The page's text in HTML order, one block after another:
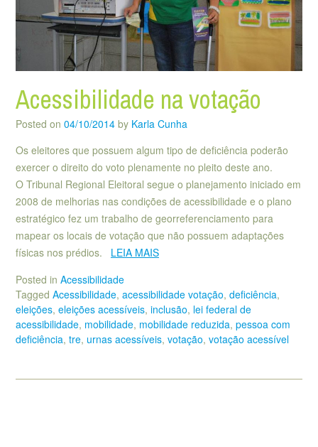
Acessibilidade na votação
Posted on 04/10/2014 by Karla Cunha
Os eleitores que possuem algum tipo de deficiência poderão
exercer o direito do voto plenamente no pleito deste ano.
O Tribunal Regional Eleitoral segue o planejamento iniciado em
2008 de melhorias nas condições de acessibilidade e o plano
estratégico fez um trabalho de georreferenciamento para
mapear os locais de votação que não possuem adaptações
físicas nos prédios. LEIA MAIS
Posted in Acessibilidade
Tagged Acessibilidade, acessibilidade votação, deficiência,
eleições, eleições acessíveis, inclusão, lei federal de
acessibilidade, mobilidade, mobilidade reduzida, pessoa com
deficiência, tre, urnas acessíveis, votação, votação acessível